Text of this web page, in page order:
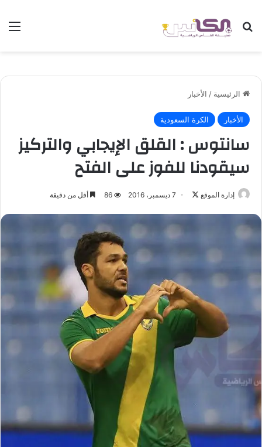
بحث عن
الرئيسية / الأخبار
الأخبار الكرة السعودية
سانتوس : القلق الإيجابي والتركيز
سيقودنا للفوز على الفتح
إدارة الموقع
X
7 ديسمبر، 2016 86 أقل من دقيقة